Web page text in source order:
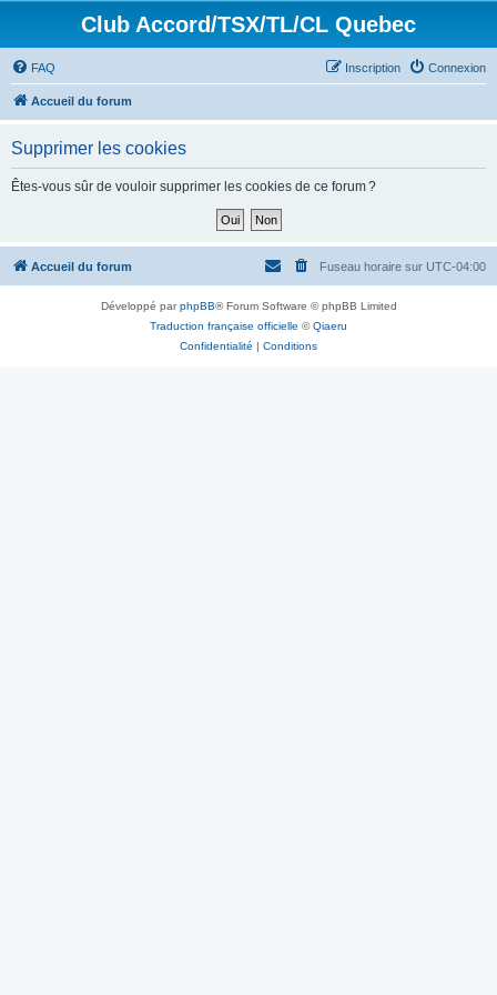
Club Accord/TSX/TL/CL Quebec
FAQ Connexion
Inscription
Accueil du forum
Supprimer les cookies
Êtes-vous sûr de vouloir supprimer les cookies de ce forum ?
Accueil du forum Fuseau horaire sur UTC-04:00
Développé parphpBB® Forum Software © phpBB Limited
Traduction française officielle ©Qiaeru
Confidentialité | Conditions